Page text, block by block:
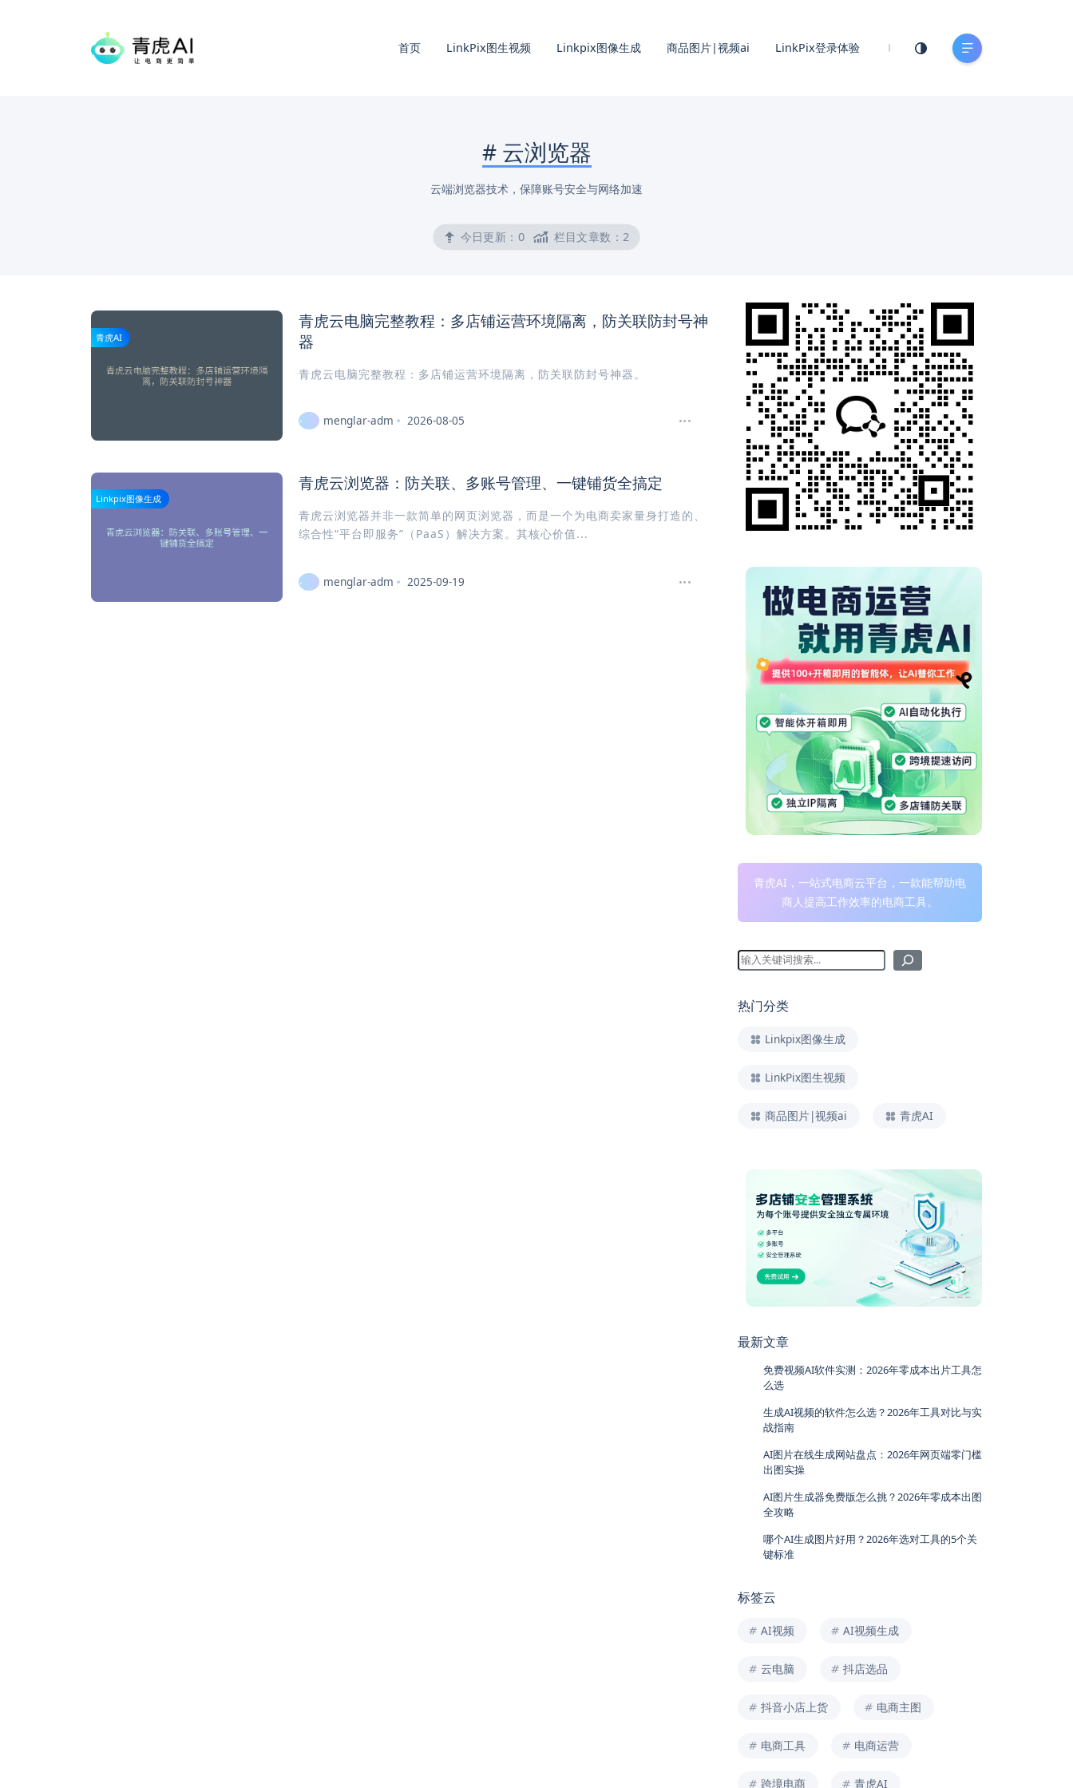
首页 LinkPix图生视频 Linkpix图像生成 商品图片|视频ai LinkPix登录体验
# 云浏览器
云端浏览器技术，保障账号安全与网络加速
今日更新： 0 栏目文章数： 2
青虎AI
青虎云电脑完整教程：多店铺运营环境隔离，防关联防封号神
器
青虎云电脑完整教程：多店铺运营环境隔离，防关联防封号神器。
menglar-adm 2026-08-05
Linkpix图像生成
青虎云浏览器：防关联、多账号管理、一键铺货全搞定
青虎云浏览器并非一款简单的网页浏览器，而是一个为电商卖家量身打造的、
综合性“平台即服务”（PaaS）解决方案。其核心价值...
menglar-adm 2025-09-19
青虎AI，一站式电商云平台，一款能帮助电
商人提高工作效率的电商工具。
热门分类
Linkpix图像生成
LinkPix图生视频
商品图片|视频ai 青虎AI
最新文章
免费视频AI软件实测：2026年零成本出片工具怎
么选
生成AI视频的软件怎么选？2026年工具对比与实
战指南
AI图片在线生成网站盘点：2026年网页端零门槛
出图实操
AI图片生成器免费版怎么挑？2026年零成本出图
全攻略
哪个AI生成图片好用？2026年选对工具的5个关
键标准
标签云
AI视频 AI视频生成
云电脑 抖店选品
抖音小店上货 电商主图
电商工具 电商运营
跨境电商 青虎AI